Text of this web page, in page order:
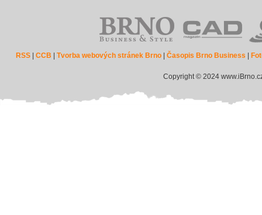
RSS |CCB |Tvorba webových stránek Brno |Časopis Brno Business
Copyright © 2024